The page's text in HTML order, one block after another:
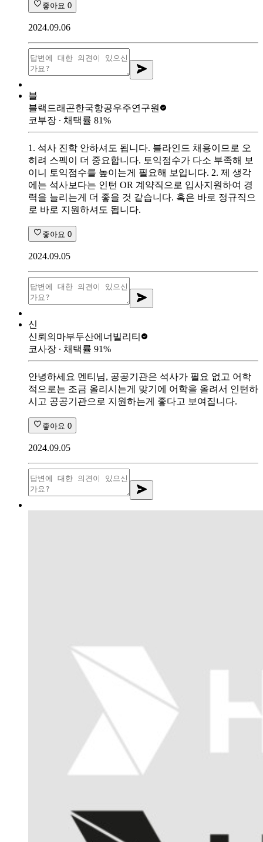
좋아요 0
2024.09.06
블
블랙드래곤한국항공우주연구원
코부장 ∙ 채택률 81%
1. 석사 진학 안하셔도 됩니다. 블라인드 채용이므로 오
히려 스펙이 더 중요합니다. 토익점수가 다소 부족해 보
이니 토익점수를 높이는게 필요해 보입니다. 2. 제 생각
에는 석사보다는 인턴 OR 계약직으로 입사지원하여 경
력을 늘리는게 더 좋을 것 같습니다. 혹은 바로 정규직으
로 바로 지원하셔도 됩니다.
좋아요 0
2024.09.05
신
신뢰의마부두산에너빌리티
코사장 ∙ 채택률 91%
안녕하세요 멘티님, 공공기관은 석사가 필요 없고 어학
적으로는 조금 올리시는게 맞기에 어학을 올려서 인턴하
시고 공공기관으로 지원하는게 좋다고 보여집니다.
좋아요 0
2024.09.05